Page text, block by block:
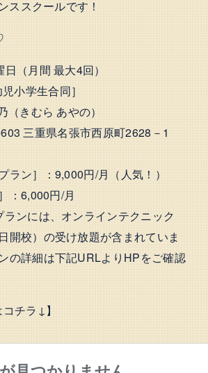
スクールです！
（月間 最大4回）
小学生合同］
きむら あやの）
三重県名張市西原町2628－1
ラン］：9,000円/月（人気！）
：6,000円/月
ンには、オンラインテクニック
開校）の受け放題が含まれていま
の詳細は下記URLよりHPをご確認
チラ↓】